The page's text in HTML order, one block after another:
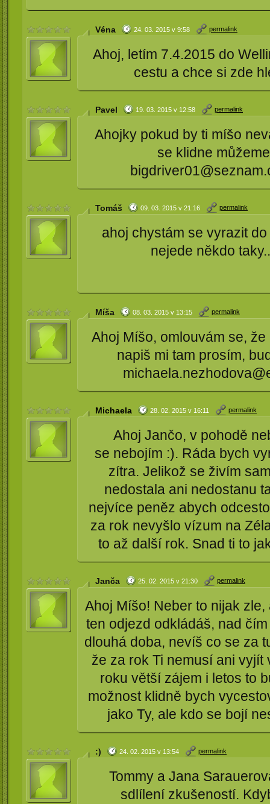
Véna 24. 03. 2015 v 9:58 permalink
Ahoj, letím 7.4.2015 do
cestu a chce si zde
Pavel 19. 03. 2015 v 12:58 permalink
Ahojky pokud by ti míšo
se klidne
Tomáš 09. 03. 2015 v 21:16 permalink
ahoj chystám se vyrazit
nejede někdo
Míša 08. 03. 2015 v 13:15 permalink
Ahoj Míšo, omlouvám se,
napiš mi tam prosím,
Michaela 28. 02. 2015 v 16:11 permalink
Ahoj Jančo, v pohodě
se nebojím :). Ráda bych
zítra. Jelikož se živím
nedostala ani nedostanu
nejvíce peněz abych
za rok nevyšlo vízum na
to až další rok. Snad ti to
Janča 25. 02. 2015 v 21:30 permalink
Ahoj Míšo! Neber to nijak
ten odjezd odkládáš, nad
dlouhá doba, nevíš co se za
že za rok Ti nemusí ani vyjít
roku větší zájem i letos to
možnost klidně bych
jako Ty, ale kdo se bojí
:) 24. 02. 2015 v 13:54 permalink
Tommy a Jana
sdlílení zkušeností.